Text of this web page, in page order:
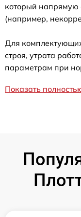
который напрямую
(например,
Для
строя, утрата
параметрам при
Показать